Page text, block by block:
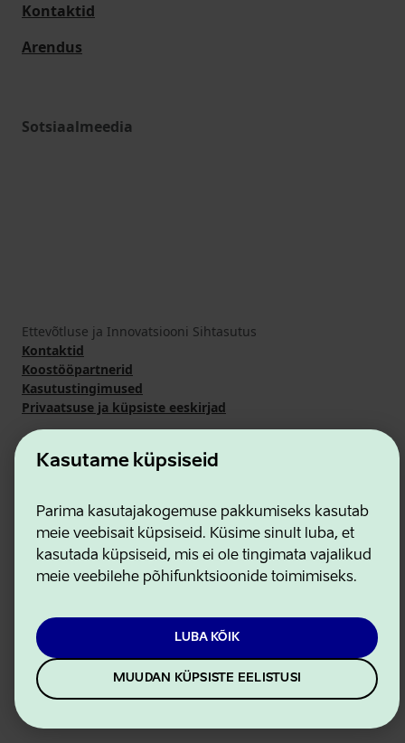
Kasutame küpsiseid
Parima kasutajakogemuse pakkumiseks kasutab
meie veebisait küpsiseid. Küsime sinult luba, et
kasutada küpsiseid, mis ei ole tingimata vajalikud
meie veebilehe põhifunktsioonide toimimiseks.
LUBA KÕIK
MUUDAN KÜPSISTE EELISTUSI
Kontaktid
Arendus
Sotsiaalmeedia
Ettevõtluse ja Innovatsiooni Sihtasutus
Kontaktid
Koostööpartnerid
Kasutustingimused
Privaatsuse ja küpsiste eeskirjad